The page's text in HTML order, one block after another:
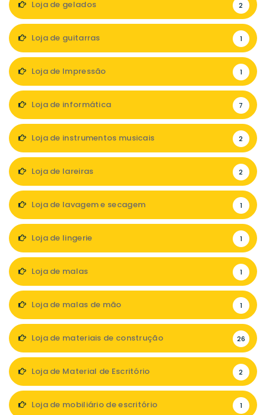
Loja de gelados 2
Loja de guitarras 1
Loja de Impressão 1
Loja de informática 7
Loja de instrumentos musicais 2
Loja de lareiras 2
Loja de lavagem e secagem 1
Loja de lingerie 1
Loja de malas 1
Loja de malas de mão 1
Loja de materiais de construção 26
Loja de Material de Escritório 2
Loja de mobiliário de escritório 1